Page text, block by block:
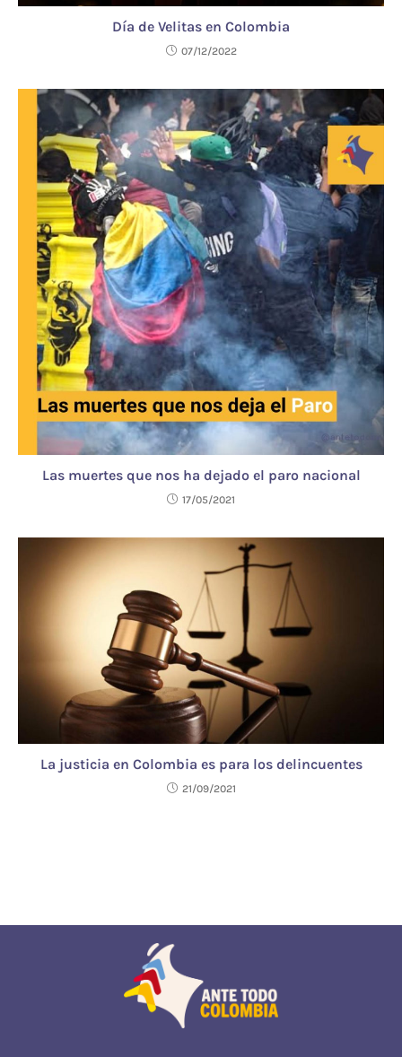
Día de Velitas en Colombia
07/12/2022
Las muertes que nos ha dejado el paro nacional
17/05/2021
La justicia en Colombia es para los delincuentes
21/09/2021